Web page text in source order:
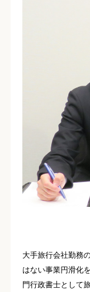
大手旅行会社勤務
はない事業円滑化
門行政書士として